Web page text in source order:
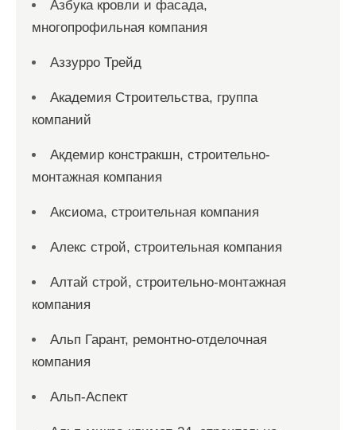
Азбука кровли и фасада,
многопрофильная компания
Аззурро Трейд
Академия Строительства, группа
компаний
Акдемир констракшн, строительно-
монтажная компания
Аксиома, строительная компания
Алекс строй, строительная компания
Алтай строй, строительно-монтажная
компания
Альп Гарант, ремонтно-отделочная
компания
Альп-Аспект